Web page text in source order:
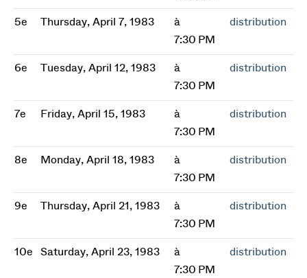
5e Thursday, April 7, 1983
à
7:30 PM
distribution
6e Tuesday, April 12, 1983
à
7:30 PM
distribution
7e Friday, April 15, 1983
à
7:30 PM
distribution
8e Monday, April 18, 1983
à
7:30 PM
distribution
9e Thursday, April 21, 1983
à
7:30 PM
distribution
10e Saturday, April 23, 1983
à
7:30 PM
distribution